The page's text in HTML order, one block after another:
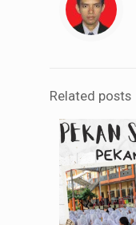
Related posts